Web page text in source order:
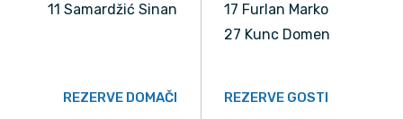
11 Samardžić Sinan
17 Furlan Marko
27 Kunc Domen
REZERVE DOMAČI REZERVE GOSTI